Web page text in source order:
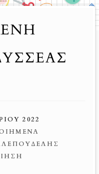
2022